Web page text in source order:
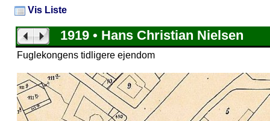
Vis Liste
1919 • Hans Christian Nielsen
Fuglekongens tidligere ejendom